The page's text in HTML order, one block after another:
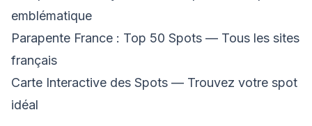
emblématique
Parapente France : Top 50 Spots — Tous les sites
français
Carte Interactive des Spots — Trouvez votre spot
idéal